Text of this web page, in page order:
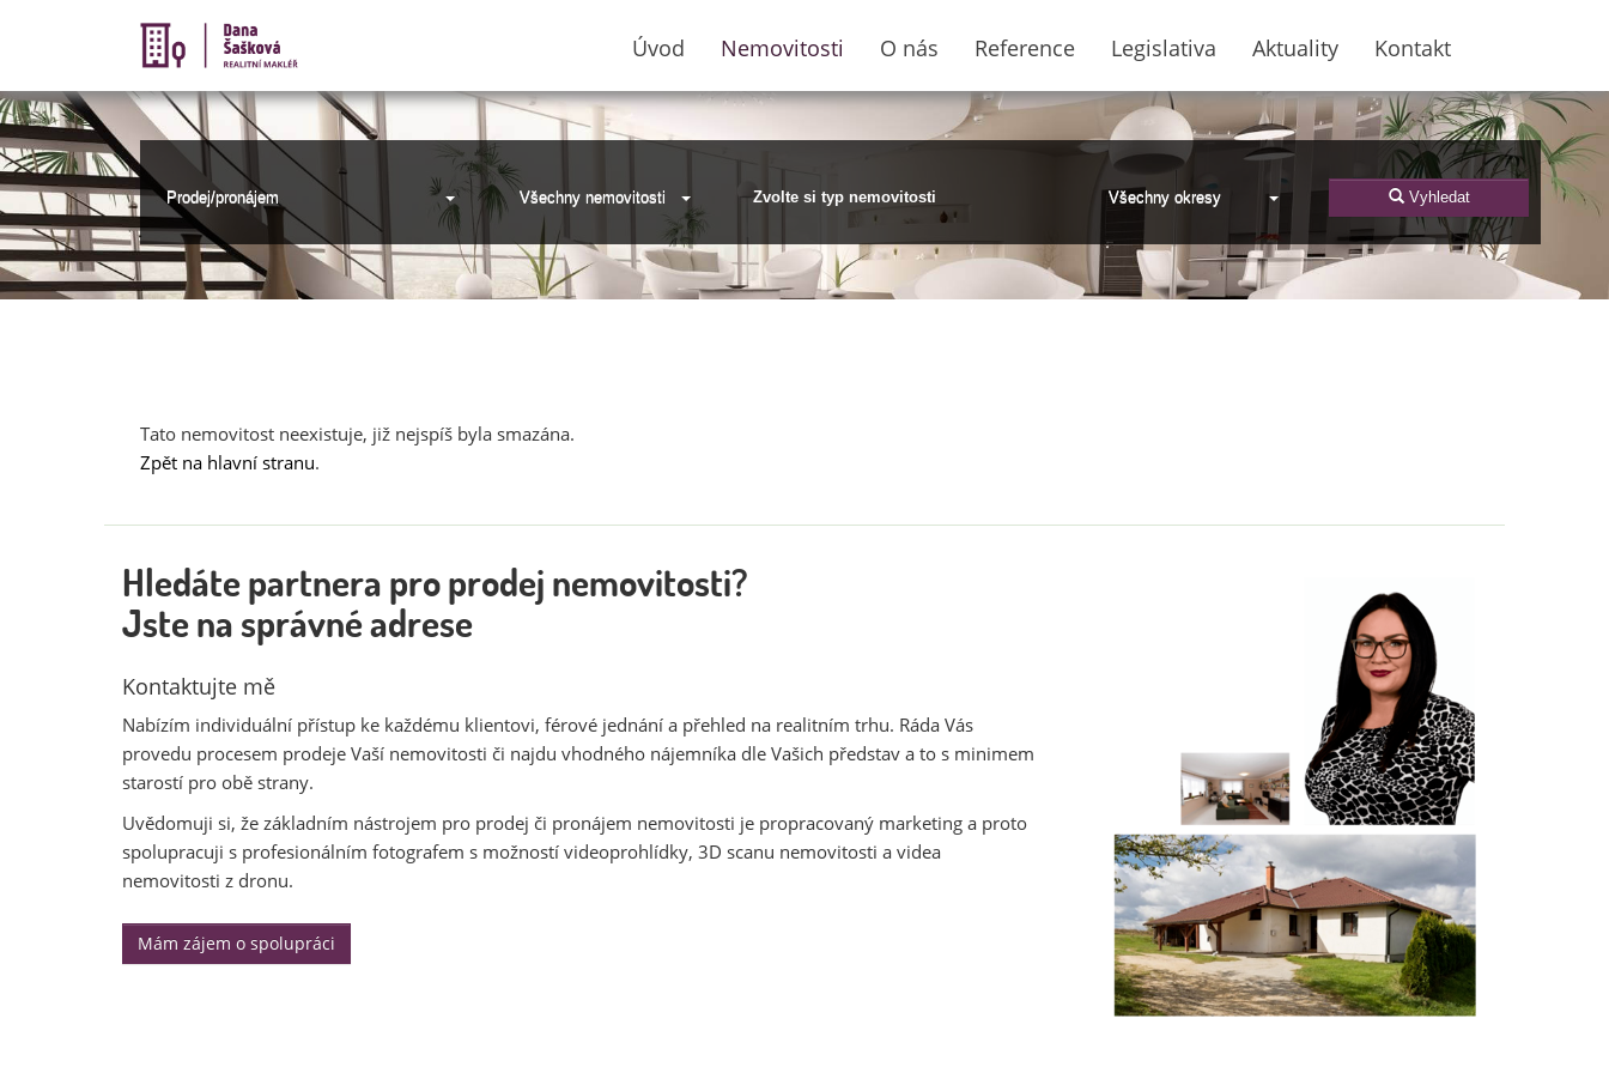
Úvod Nemovitosti O nás Reference Legislativa Aktuality Kontakt
Prodej/pronájem Všechny nemovitosti Zvolte si typ nemovitosti Všechny okresy Vyhledat
Tato nemovitost neexistuje, již nejspíš byla smazána.
Zpět na hlavní stranu.
Hledáte partnera pro prodej nemovitosti?
Jste na správné adrese
Kontaktujte mě
Nabízím individuální přístup ke každému klientovi, férové jednání a přehled na realitním trhu. Ráda Vás
provedu procesem prodeje Vaší nemovitosti či najdu vhodného nájemníka dle Vašich představ a to s minimem
starostí pro obě strany.
Uvědomuji si, že základním nástrojem pro prodej či pronájem nemovitosti je propracovaný marketing a proto
spolupracuji s profesionálním fotografem s možností videoprohlídky, 3D scanu nemovitosti a videa
nemovitosti z dronu.
Mám zájem o spolupráci